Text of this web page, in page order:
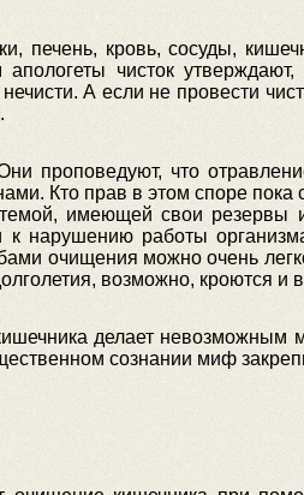
печень, кровь, сосуды,
чисток
А если не провести
проповедуют, что
Кто прав в этом споре пока
имеющей свои резервы
к нарушению работы
очищения можно очень
возможно, кроются и
делает невозможным
сознании миф